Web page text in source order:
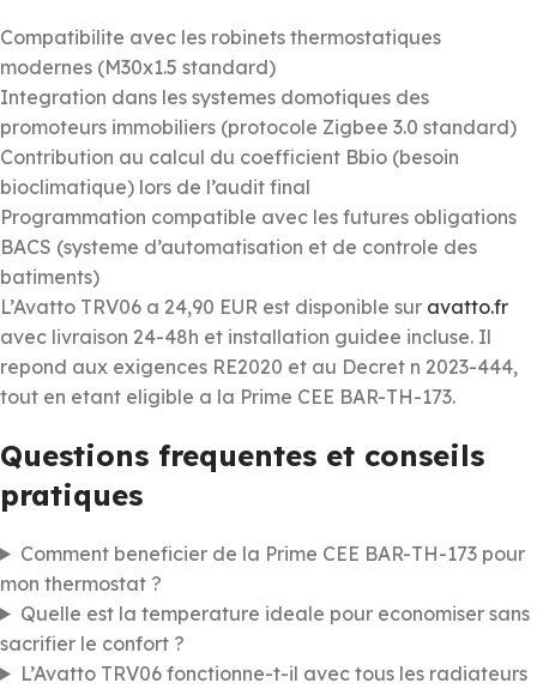
Compatibilite avec les robinets thermostatiques
modernes (M30x1.5 standard)
Integration dans les systemes domotiques des
promoteurs immobiliers (protocole Zigbee 3.0 standard)
Contribution au calcul du coefficient Bbio (besoin
bioclimatique) lors de l’audit final
Programmation compatible avec les futures obligations
BACS (systeme d’automatisation et de controle des
batiments)
L’Avatto TRV06 a 24,90 EUR est disponible sur avatto.fr
avec livraison 24-48h et installation guidee incluse. Il
repond aux exigences RE2020 et au Decret n 2023-444,
tout en etant eligible a la Prime CEE BAR-TH-173.
Questions frequentes et conseils
pratiques
Comment beneficier de la Prime CEE BAR-TH-173 pour
mon thermostat ?
Quelle est la temperature ideale pour economiser sans
sacrifier le confort ?
L’Avatto TRV06 fonctionne-t-il avec tous les radiateurs